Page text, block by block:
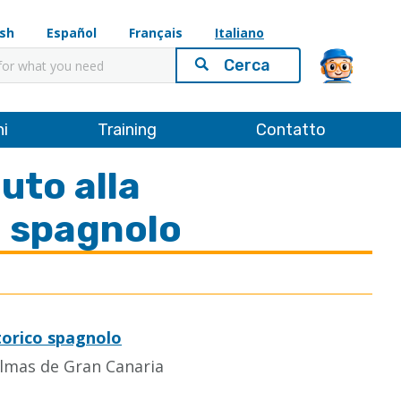
Español Français Italiano
Training Contatto
alla
spagnolo
de Gran Canaria